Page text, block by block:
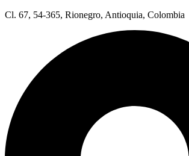
Cl. 67, 54-365, Rionegro, Antioquia, Colombia